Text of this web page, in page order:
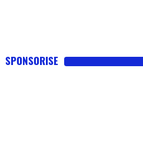
SPONSORISE